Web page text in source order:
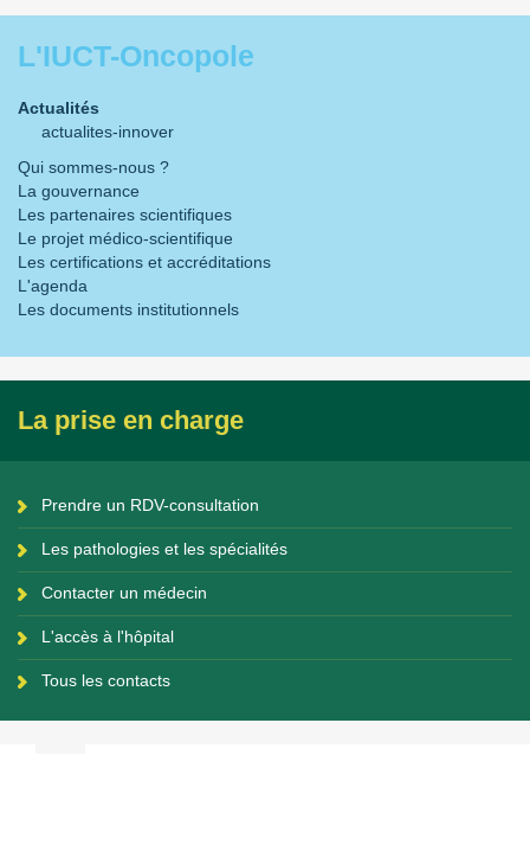
L'IUCT-Oncopole
Actualités
actualites-innover
Qui sommes-nous ?
La gouvernance
Les partenaires scientifiques
Le projet médico-scientifique
Les certifications et accréditations
L'agenda
Les documents institutionnels
La prise en charge
Prendre un RDV-consultation
Les pathologies et les spécialités
Contacter un médecin
L'accès à l'hôpital
Tous les contacts